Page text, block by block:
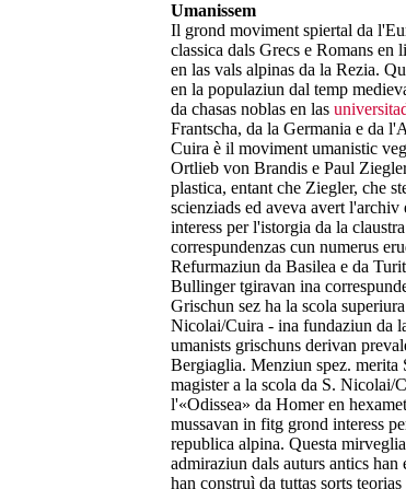
Umanissem
Il grond moviment spiertal da
classica dals Grecs e Romans en
en las vals alpinas da la Rezia.
en la populaziun dal temp
da chasas noblas en las
Frantscha, da la Germania e da
Cuira è il moviment umanistic
Ortlieb von Brandis e Paul
plastica, entant che Ziegler, che
scienziads ed aveva avert
interess per l'istorgia da la
correspundenzas cun numerus
Refurmaziun da Basilea e da
Bullinger tgiravan ina
Grischun sez ha la scola
Nicolai/Cuira - ina fundaziun da
umanists grischuns derivan
Bergiaglia. Menziun spez.
magister a la scola da S. Nicolai/
l'«Odissea» da Homer en
mussavan in fitg grond interess
republica alpina. Questa
admiraziun dals auturs antics
han construì da tuttas sorts